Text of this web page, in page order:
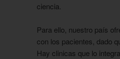
ciencia.
Para ello, nuestro país
con los pacientes, dado
Hay clinicas que lo